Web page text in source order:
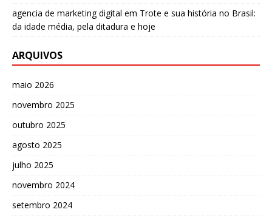
agencia de marketing digital em Trote e sua história no Brasil:
da idade média, pela ditadura e hoje
ARQUIVOS
maio 2026
novembro 2025
outubro 2025
agosto 2025
julho 2025
novembro 2024
setembro 2024